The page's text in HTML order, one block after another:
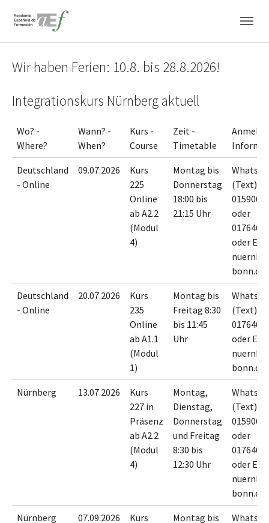
Wir haben Ferien: 10.8. bis 28.8.2026!
Integrationskurs Nürnberg aktuell
Wo? -
Where?
Wann? -
When?
Kurs -
Course
Zeit -
Timetable
Deutschland
- Online
09.07.2026
Kurs
225
Online
ab A2.2
(Modul
4)
Montag bis
Donnerstag
18:00 bis
21:15 Uhr
(Text) an
oder
oder E-
bonn.de
Deutschland
- Online
20.07.2026
Kurs
235
Online
ab A1.1
(Modul
1)
Montag bis
Freitag 8:30
bis 11:45
Uhr
(Text) an
oder E-
bonn.de
Nürnberg 13.07.2026
Kurs
227 in
Präsenz
ab A2.2
(Modul
4)
Montag,
Dienstag,
Donnerstag
und Freitag
8:30 bis
12:30 Uhr
(Text) an
oder
oder E-
bonn.de
Nürnberg 07.09.2026
Kurs
Montag bis